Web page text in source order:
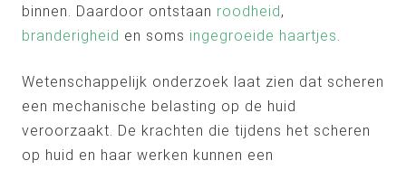
binnen. Daardoor ontstaan roodheid,
branderigheid en soms ingegroeide haartjes.
Wetenschappelijk onderzoek laat zien dat scheren
een mechanische belasting op de huid
veroorzaakt. De krachten die tijdens het scheren
op huid en haar werken kunnen een